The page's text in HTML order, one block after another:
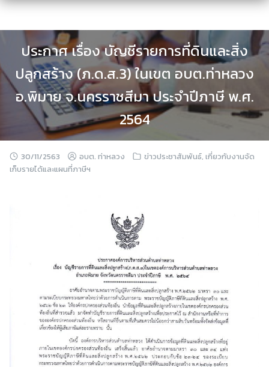
Skip
content
ประกาศ เรื่อง บัญชีรายการที่ดินและสิ่ง
ปลูกสร้าง (ภ.ด.ส.3) ในเขต อบต.ท่าหลวง
อ.พิมาย จ.นครราชสีมา ประจำปีภาษี พ.ศ.
2564
30/11/2563 อบต. ท่าหลวง ข่าวประชาสัมพันธ์, เกี่ยวกับงานจัด
เก็บรายได้และแผนที่ภาษีฯ